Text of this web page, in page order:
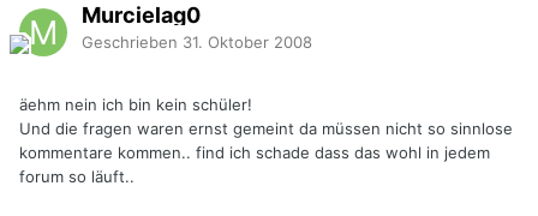
Murcielag0
Geschrieben 31. Oktober 2008
äehm nein ich bin kein schüler!
Und die fragen waren ernst gemeint da müssen nicht so sinnlose
kommentare kommen.. find ich schade dass das wohl in jedem
forum so läuft..